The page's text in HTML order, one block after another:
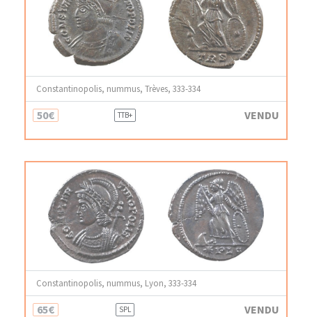
Constantinopolis, nummus, Trèves, 333-334
50€ TTB+ VENDU
Constantinopolis, nummus, Lyon, 333-334
65€ SPL VENDU